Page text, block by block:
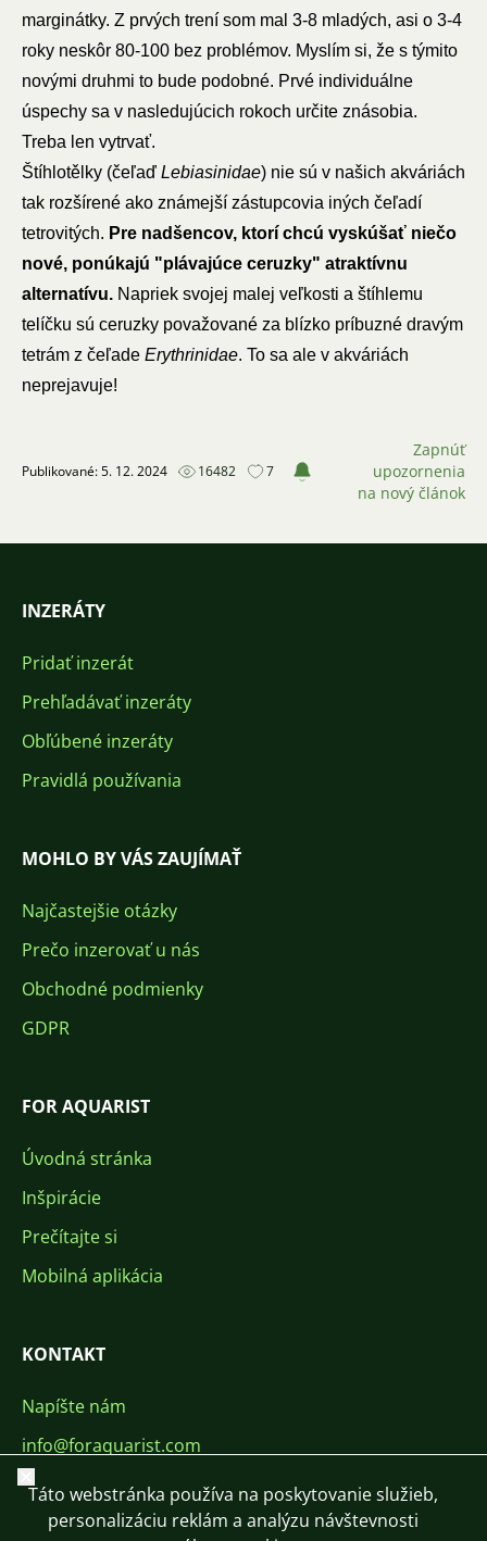
marginátky. Z prvých trení som mal 3-8 mladých, asi o 3-4
roky neskôr 80-100 bez problémov. Myslím si, že s týmito
novými druhmi to bude podobné. Prvé individuálne
úspechy sa v nasledujúcich rokoch určite znásobia.
Treba len vytrvať.
Štíhlotělky (čeľaď Lebiasinidae) nie sú v našich akváriách
tak rozšírené ako známejší zástupcovia iných čeľadí
tetrovitých. Pre nadšencov, ktorí chcú vyskúšať niečo
nové, ponúkajú "plávajúce ceruzky" atraktívnu
alternatívu. Napriek svojej malej veľkosti a štíhlemu
telíčku sú ceruzky považované za blízko príbuzné dravým
tetrám z čeľade Erythrinidae. To sa ale v akváriách
neprejavuje!
Publikované: 5. 12. 2024 16482 7
Zapnúť
upozornenia
na nový článok
INZERÁTY
Pridať inzerát
Prehľadávať inzeráty
Obľúbené inzeráty
Pravidlá používania
MOHLO BY VÁS ZAUJÍMAŤ
Najčastejšie otázky
Prečo inzerovať u nás
Obchodné podmienky
GDPR
FOR AQUARIST
Úvodná stránka
Inšpirácie
Prečítajte si
Mobilná aplikácia
KONTAKT
Napíšte nám
info@foraquarist.com
+420 603 449 602
Zavrieť
Táto webstránka používa na poskytovanie služieb,
personalizáciu reklám a analýzu návštevnosti